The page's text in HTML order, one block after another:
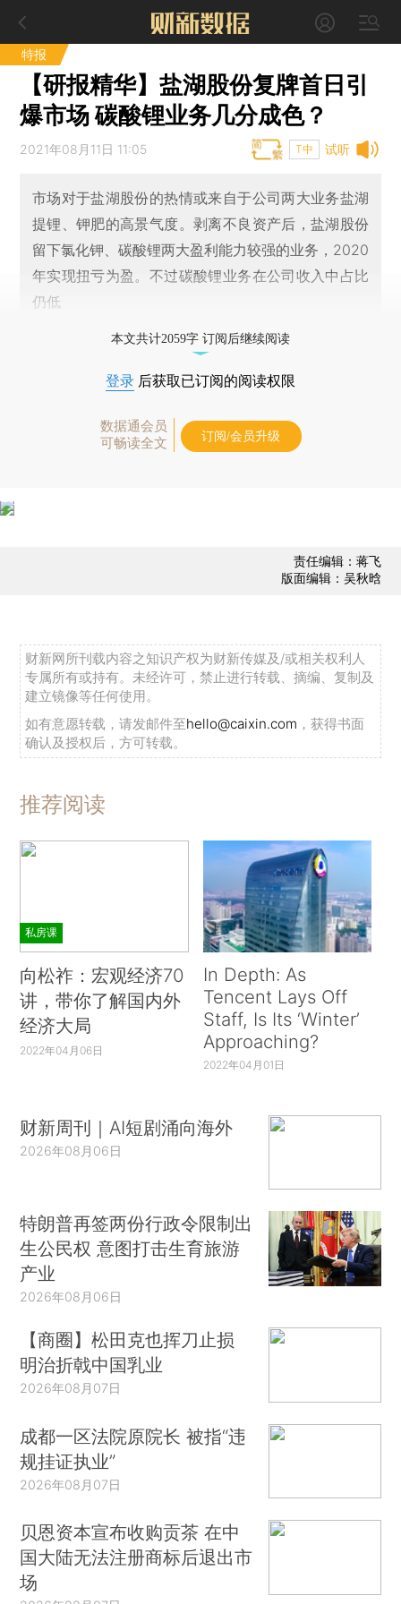
特报
【研报精华】盐湖股份复牌首日引
爆市场 碳酸锂业务几分成色？
试听
2021年08月11日 11:05 T中
市场对于盐湖股份的热情或来自于公司两大业务盐湖
提锂、钾肥的高景气度。剥离不良资产后，盐湖股份
留下氯化钾、碳酸锂两大盈利能力较强的业务，2020
年实现扭亏为盈。不过碳酸锂业务在公司收入中占比
仍低
本文共计2059字 订阅后继续阅读
登录 后获取已订阅的阅读权限
数据通会员
可畅读全文
订阅/会员升级
责任编辑：蒋飞
版面编辑：吴秋晗
财新网所刊载内容之知识产权为财新传媒及/或相关权利人
专属所有或持有。未经许可，禁止进行转载、摘编、复制及
建立镜像等任何使用。
如有意愿转载，请发邮件至hello@caixin.com ，获得书面
确认及授权后，方可转载。
推荐阅读
私房课
向松祚：宏观经济70
讲，带你了解国内外
经济大局
2022年04月06日
In Depth: As
Tencent Lays Off
Staff, Is Its ‘Winter’
Approaching?
2022年04月01日
财新周刊｜AI短剧涌向海外
2026年08月06日
特朗普再签两份行政令限制出
生公民权 意图打击生育旅游
产业
2026年08月06日
【商圈】松田克也挥刀止损
明治折戟中国乳业
2026年08月07日
成都一区法院原院长 被指“违
规挂证执业”
2026年08月07日
贝恩资本宣布收购贡茶 在中
国大陆无法注册商标后退出市
场